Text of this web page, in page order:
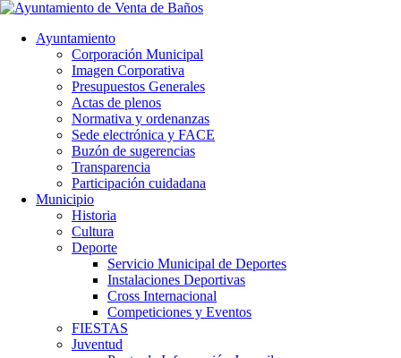
Ayuntamiento
Corporación Municipal
Imagen Corporativa
Presupuestos Generales
Actas de plenos
Normativa y ordenanzas
Sede electrónica y FACE
Buzón de sugerencias
Transparencia
Participación cuidadana
Municipio
Historia
Cultura
Deporte
Servicio Municipal de Deportes
Instalaciones Deportivas
Cross Internacional
Competiciones y Eventos
FIESTAS
Juventud